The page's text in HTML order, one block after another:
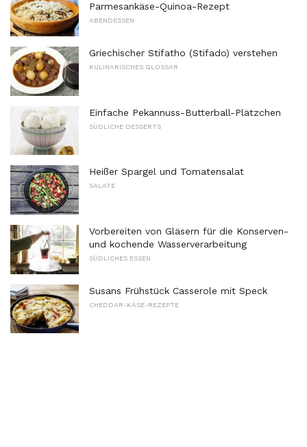
Parmesankäse-Quinoa-Rezept
ABENDESSEN
Griechischer Stifatho (Stifado) verstehen
KULINARISCHES GLOSSAR
Einfache Pekannuss-Butterball-Plätzchen
SÜDLICHE DESSERTS
Heißer Spargel und Tomatensalat
SALATE
Vorbereiten von Gläsern für die Konserven-
und kochende Wasserverarbeitung
SÜDLICHES ESSEN
Susans Frühstück Casserole mit Speck
CHEDDAR-KÄSE-REZEPTE